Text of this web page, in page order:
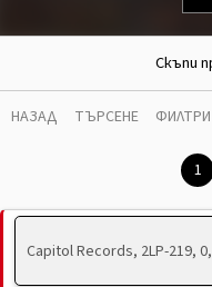
Скъпи
НАЗАД ТЪРСЕНЕ ФИЛТРИ
1
Capitol Records, 2LP-219,